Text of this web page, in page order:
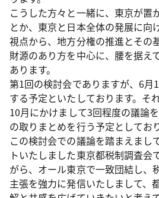
こうした方々と一緒に、東京が置
とか、東京と日本全体の発展に向
視点から、地方分権の推進とその
財源のあり方を中心に、腰を据え
あります。
第1回の検討会でありますが、6月
する予定といたしております。そ
10月にかけまして3回程度の議論
の取りまとめを行う予定としており
この検討会での議論を踏まえまし
トいたしました東京都税制調査会
がら、オール東京で一致団結し、
主張を強力に発信いたしまして、